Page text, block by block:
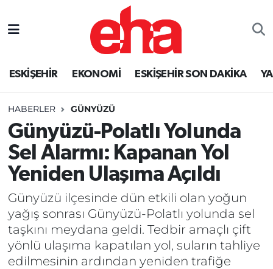
ESKİŞEHİR EKONOMİ ESKİŞEHİR SON DAKİKA
HABERLER GÜNYÜZÜ
Günyüzü-Polatlı Yolunda
Sel Alarmı: Kapanan Yol
Yeniden Ulaşıma Açıldı
Günyüzü ilçesinde dün etkili olan yoğun
yağış sonrası Günyüzü-Polatlı yolunda sel
taşkını meydana geldi. Tedbir amaçlı çift
yönlü ulaşıma kapatılan yol, suların tahliye
edilmesinin ardından yeniden trafiğe